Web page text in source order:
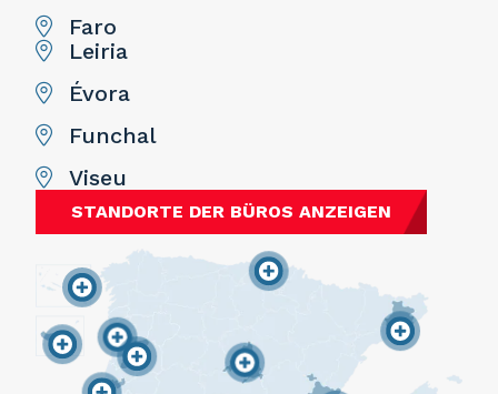
Faro
Leiria
Évora
Funchal
Viseu
STANDORTE DER BÜROS ANZEIGEN